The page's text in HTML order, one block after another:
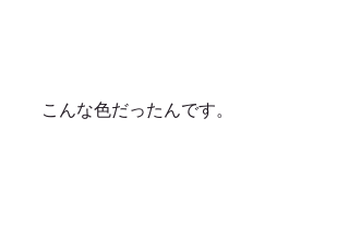
こんな色だったんです。